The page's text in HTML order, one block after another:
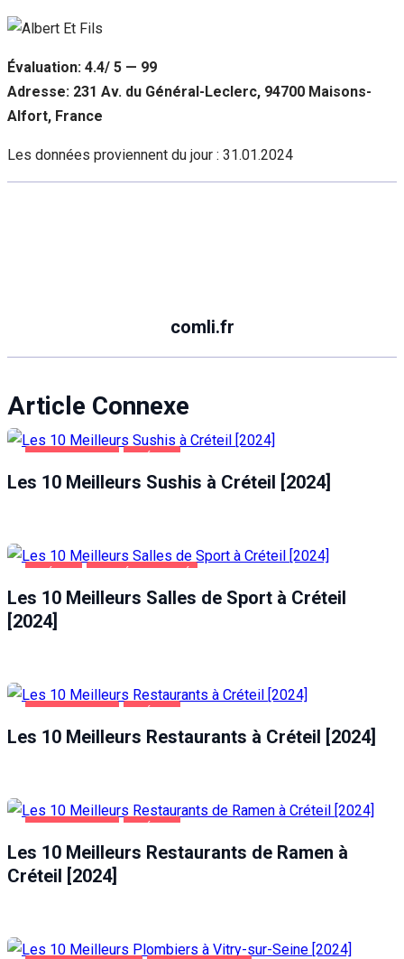
Évaluation: 4.4/ 5 — 99
Adresse: 231 Av. du Général-Leclerc, 94700 Maisons-
Alfort, France
Les données proviennent du jour : 31.01.2024
comli.fr
Article Connexe
Les 10 Meilleurs Sushis à Créteil [2024]
Les 10 Meilleurs Salles de Sport à Créteil
[2024]
Les 10 Meilleurs Restaurants à Créteil [2024]
Les 10 Meilleurs Restaurants de Ramen à
Créteil [2024]